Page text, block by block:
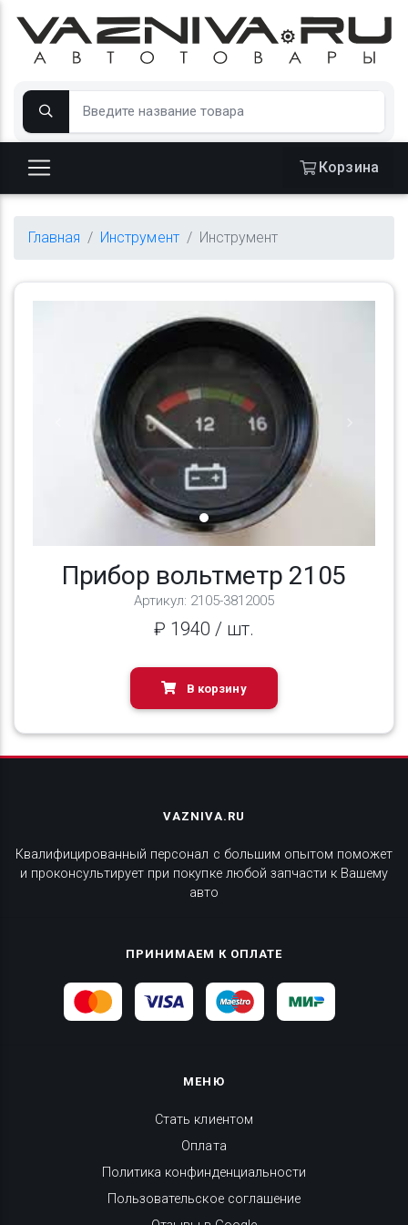
Корзина
Главная Инструмент Инструмент
Previous
Прибор вольтметр 2105
Артикул: 2105-3812005
₽ 1940 / шт.
В корзину
VAZNIVA.RU
Квалифицированный персонал с большим опытом поможет
и проконсультирует при покупке любой запчасти к Вашему
авто
ПРИНИМАЕМ К ОПЛАТЕ
МЕНЮ
Стать клиентом
Оплата
Политика конфинденциальности
Пользовательское соглашение